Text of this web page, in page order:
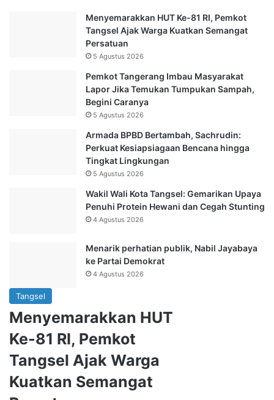
Menyemarakkan HUT Ke-81 RI, Pemkot
Tangsel Ajak Warga Kuatkan Semangat
Persatuan
5 Agustus 2026
Pemkot Tangerang Imbau Masyarakat
Lapor Jika Temukan Tumpukan Sampah,
Begini Caranya
5 Agustus 2026
Armada BPBD Bertambah, Sachrudin:
Perkuat Kesiapsiagaan Bencana hingga
Tingkat Lingkungan
5 Agustus 2026
Wakil Wali Kota Tangsel: Gemarikan Upaya
Penuhi Protein Hewani dan Cegah Stunting
4 Agustus 2026
Menarik perhatian publik, Nabil Jayabaya
ke Partai Demokrat
4 Agustus 2026